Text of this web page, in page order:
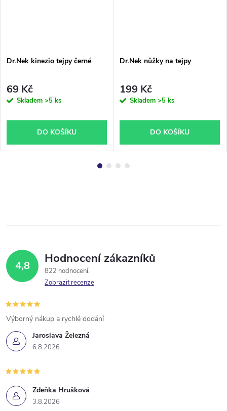
Dr.Nek kinezio tejpy černé
69 Kč
Skladem >5 ks
DO KOŠÍKU
Dr.Nek nůžky na tejpy
199 Kč
Skladem >5 ks
DO KOŠÍKU
4,8 Hodnocení zákazníků
822 hodnocení
Zobrazit recenze
Jaroslava Železná
6.8.2026
Výborný nákup a rychlé dodání
Zdeňka Hrušková
3.8.2026